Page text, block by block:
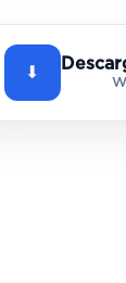
⬇